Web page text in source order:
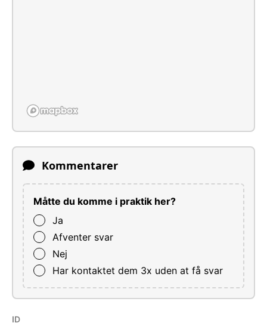
Kommentarer
Måtte du komme i praktik her?
Ja
Afventer svar
Nej
Har kontaktet dem 3x uden at få svar
ID